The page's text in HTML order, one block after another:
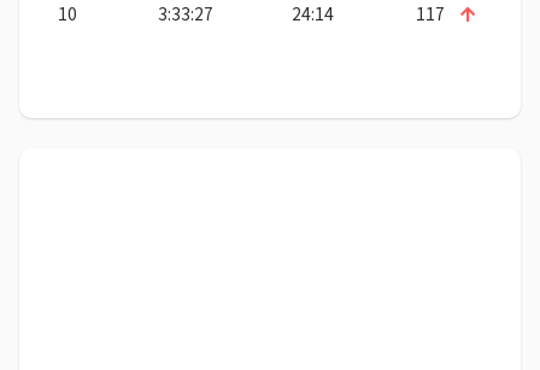
10
3:33:27 24:14 117